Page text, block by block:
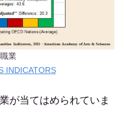
業
INDICATORS
が当てはめられていま